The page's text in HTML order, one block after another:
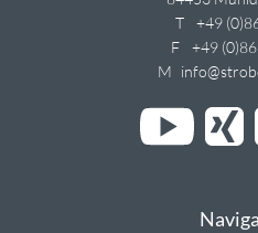
T
+49
F
+49
M